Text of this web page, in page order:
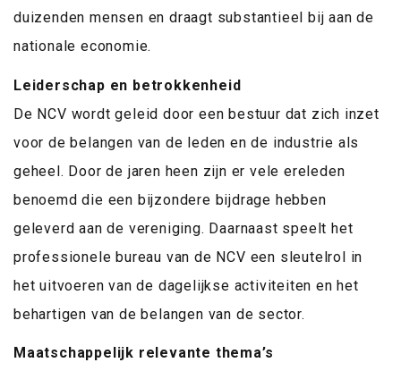
duizenden mensen en draagt substantieel bij aan de
nationale economie.
Leiderschap en betrokkenheid
De NCV wordt geleid door een bestuur dat zich inzet
voor de belangen van de leden en de industrie als
geheel. Door de jaren heen zijn er vele ereleden
benoemd die een bijzondere bijdrage hebben
geleverd aan de vereniging. Daarnaast speelt het
professionele bureau van de NCV een sleutelrol in
het uitvoeren van de dagelijkse activiteiten en het
behartigen van de belangen van de sector.
Maatschappelijk relevante thema’s